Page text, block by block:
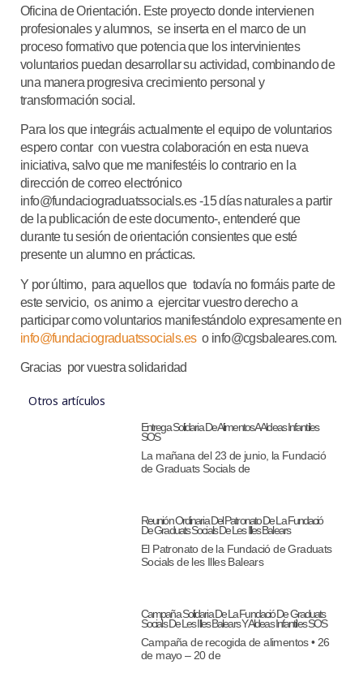
Oficina de Orientación. Este proyecto donde intervienen
profesionales y alumnos, se inserta en el marco de un
proceso formativo que potencia que los intervinientes
voluntarios puedan desarrollar su actividad, combinando de
una manera progresiva crecimiento personal y
transformación social.
Para los que integráis actualmente el equipo de voluntarios
espero contar con vuestra colaboración en esta nueva
iniciativa, salvo que me manifestéis lo contrario en la
dirección de correo electrónico
info@fundaciograduatssocials.es -15 días naturales a partir
de la publicación de este documento-, entenderé que
durante tu sesión de orientación consientes que esté
presente un alumno en prácticas.
Y por último, para aquellos que todavía no formáis parte de
este servicio, os animo a ejercitar vuestro derecho a
participar como voluntarios manifestándolo expresamente en
info@fundaciograduatssocials.eso info@cgsbaleares.com.
Gracias por vuestra solidaridad
Otros artículos
Entrega Solidaria De Alimentos A Aldeas Infantiles
SOS
La mañana del 23 de junio, la Fundació
de Graduats Socials de
Reunión Ordinaria Del Patronato De La Fundació
De Graduats Socials De Les Illes Balears
El Patronato de la Fundació de Graduats
Socials de les Illes Balears
Campaña Solidaria De La Fundació De Graduats
Socials De Les Illes Balears Y Aldeas Infantiles SOS
Campaña de recogida de alimentos • 26
de mayo – 20 de